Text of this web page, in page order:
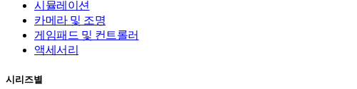
시뮬레이션
카메라 및 조명
게임패드 및 컨트롤러
액세서리
시리즈별